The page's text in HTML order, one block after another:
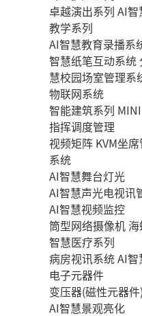
卓越演出系列 AI智
教学系列
AI智慧教育录播系
智慧纸笔互动系统
慧校园场室管理系
物联网系统
智能建筑系列
指挥调度管理
视频矩阵 KVM坐
系统
AI智慧舞台灯光
AI智慧声光电视讯
AI智慧视频监控
筒型网络摄像机
智慧医疗系列
病房视讯系统AI智
电子元器件
变压器(磁性元器件)
AI智慧景观亮化